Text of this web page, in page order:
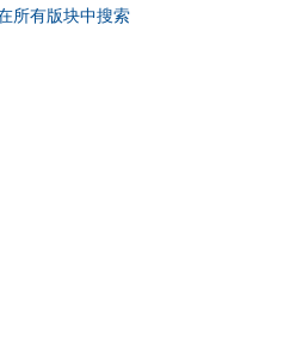
所有版块中搜索